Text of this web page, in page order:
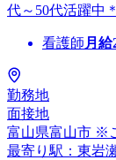
代～50代活躍中
看護師 月給
勤務地
面接地
富山県富山市 ※
最寄り駅：東岩